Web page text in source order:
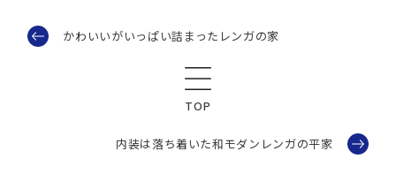
かわいいがいっぱい詰まったレンガの家
TOP
内装は落ち着いた和モダンレンガの平家